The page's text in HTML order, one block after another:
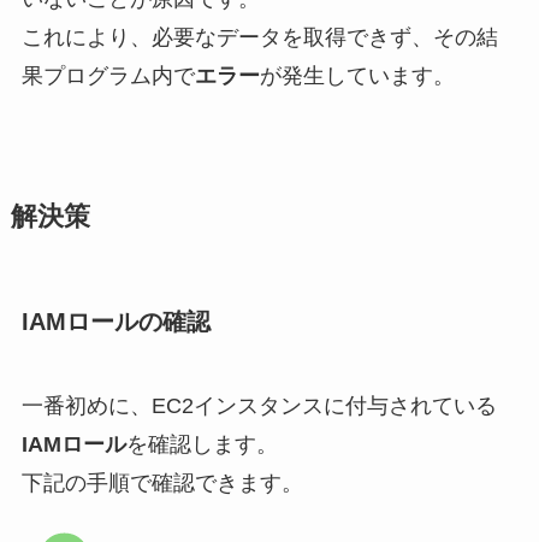
これにより、必要なデータを取得できず、その結
果プログラム内でエラーが発生しています。
解決策
IAMロールの確認
一番初めに、EC2インスタンスに付与されている
IAMロールを確認します。
下記の手順で確認できます。